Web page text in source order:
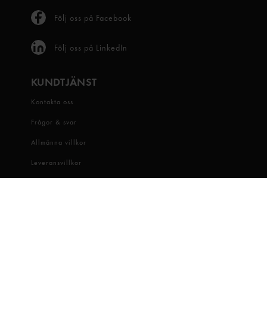
Följ oss på Facebook
Följ oss på LinkedIn
KUNDTJÄNST
Kontakta oss
Frågor & svar
Allmänna villkor
Leveransvillkor